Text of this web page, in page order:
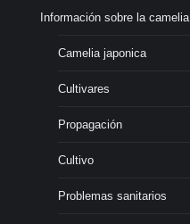
Información sobre la camelia
Camelia japonica
Cultivares
Propagación
Cultivo
Problemas sanitarios